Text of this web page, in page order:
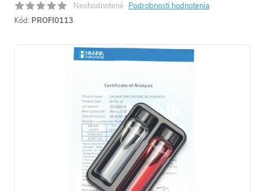
Neohodnotené Podrobnosti hodnotenia
Kód: PROFI0113